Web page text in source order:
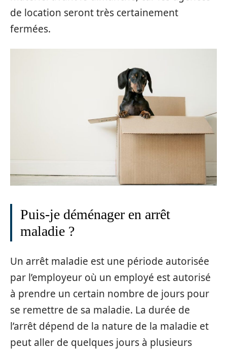
de location seront très certainement
fermées.
Puis-je déménager en arrêt
maladie ?
Un arrêt maladie est une période autorisée
par l’employeur où un employé est autorisé
à prendre un certain nombre de jours pour
se remettre de sa maladie. La durée de
l’arrêt dépend de la nature de la maladie et
peut aller de quelques jours à plusieurs